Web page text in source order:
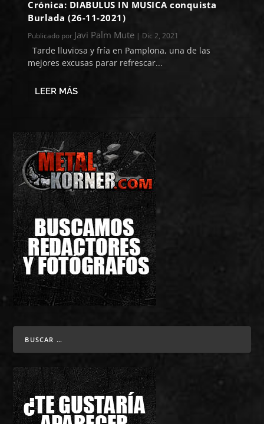
Crónica: DIABULUS IN MUSICA conquista
Burlada (26-11-2021)
Publicado por Javi Palm Mute | Dic 2, 2021
Tarde lluviosa y fría en Pamplona, una de las
mejores excusas parar refrescar...
LEER MÁS